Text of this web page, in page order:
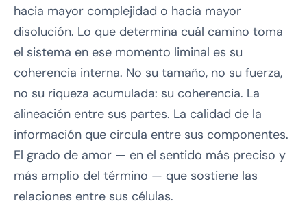
hacia mayor complejidad o hacia mayor
disolución. Lo que determina cuál camino toma
el sistema en ese momento liminal es su
coherencia interna. No su tamaño, no su fuerza,
no su riqueza acumulada: su coherencia. La
alineación entre sus partes. La calidad de la
información que circula entre sus componentes.
El grado de amor — en el sentido más preciso y
más amplio del término — que sostiene las
relaciones entre sus células.